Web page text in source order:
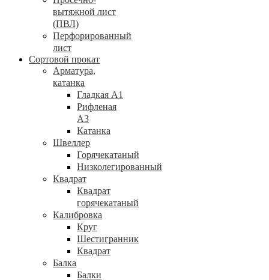
вытяжной лист
(ПВЛ)
Перфорированный
лист
Сортовой прокат
Арматура,
катанка
Гладкая А1
Рифленая
А3
Катанка
Швеллер
Горячекатаный
Низколегированный
Квадрат
Квадрат
горячекатаный
Калибровка
Круг
Шестигранник
Квадрат
Балка
Балки